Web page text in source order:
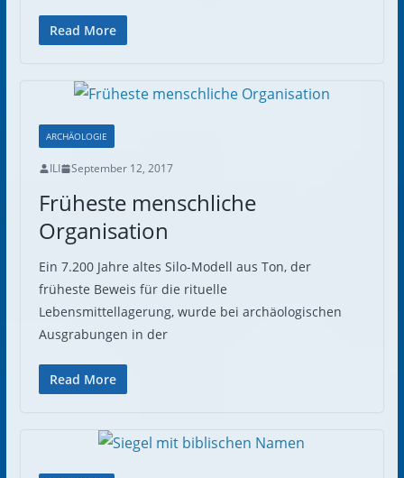
Read More
ARCHÄOLOGIE
ILI September 12, 2017
Früheste menschliche
Organisation
Ein 7.200 Jahre altes Silo-Modell aus Ton, der
früheste Beweis für die rituelle
Lebensmittellagerung, wurde bei archäologischen
Ausgrabungen in der
Read More